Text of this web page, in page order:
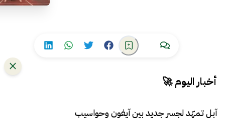
أخبار اليوم 🚀
آبل تمهّد لجسر جديد بين آيفون وحواسيب